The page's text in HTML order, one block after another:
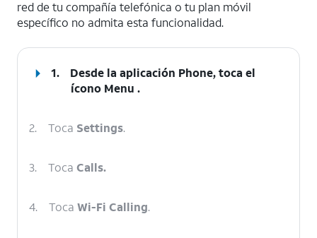
red de tu compañía telefónica o tu plan móvil
específico no admita esta funcionalidad.
1.
Desde la aplicación Phone, toca el
ícono Menu .
2. Toca Settings.
3. Toca Calls.
4. Toca Wi-Fi Calling.